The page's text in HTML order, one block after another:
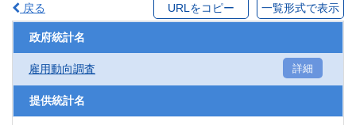
戻る URLをコピー 一覧形式で表示
政府統計名
雇用動向調査 詳細
提供統計名